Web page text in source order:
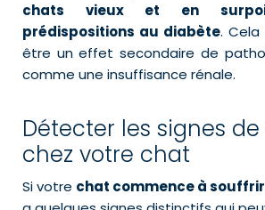
chats vieux et en
prédispositions au diabète.
être un effet secondaire de
comme une insuffisance rénale.
Détecter les signes
chez votre chat
Si votre chat commence à